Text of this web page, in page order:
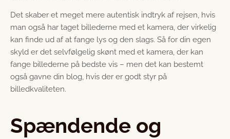
Det skaber et meget mere autentisk indtryk af rejsen, hvis
man også har taget billederne med et kamera, der virkelig
kan finde ud af at fange lys og den slags. Så for din egen
skyld er det selvfølgelig skønt med et kamera, der kan
fange billederne på bedste vis – men det kan bestemt
også gavne din blog, hvis der er godt styr på
billedkvaliteten.
Spændende og